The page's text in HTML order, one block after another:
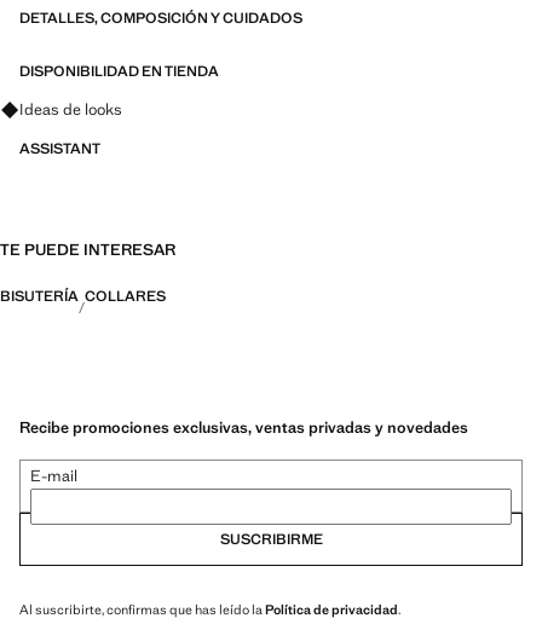
DETALLES, COMPOSICIÓN Y CUIDADOS
DISPONIBILIDAD EN TIENDA
Pregunta por looks, prendas y tendencias
Ideas de looks
ASSISTANT
TE PUEDE INTERESAR
BISUTERÍA COLLARES
Recibe promociones exclusivas, ventas privadas y novedades
E-mail
SUSCRIBIRME
Al suscribirte, confirmas que has leído la Política de privacidad.